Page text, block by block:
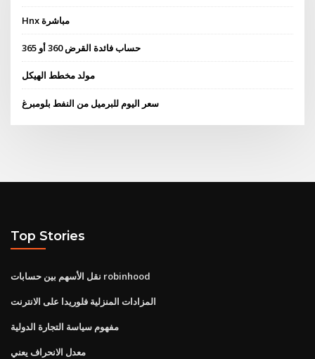
Hnx مباشرة
حساب فائدة القرض 360 أو 365
مولد مخطط الهيكل
سعر اليوم للبرميل من النفط بلومبرغ
Top Stories
نقل الأسهم بين حسابات robinhood
المزادات المنزلية فلوريدا على الانترنت
مفهوم سياسة التجارة الدولية
معدل الانحراف يعني